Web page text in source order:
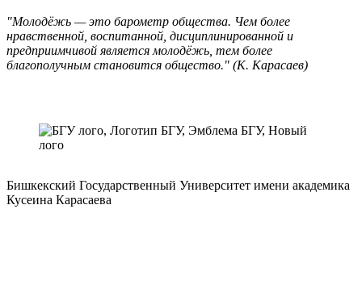
"Молодёжь — это барометр общества. Чем более
нравственной, воспитанной, дисциплинированной и
предприимчивой является молодёжь, тем более
благополучным становится общество." (К. Карасаев)
Бишкекский Государственный Университет имени академика
Кусеина Карасаева